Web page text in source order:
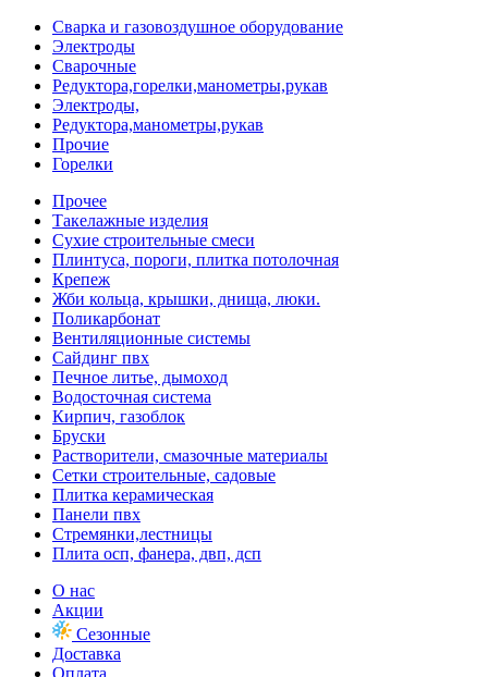
Сварка и газовоздушное оборудование
Электроды
Сварочные
Редуктора,горелки,манометры,рукав
Электроды,
Редуктора,манометры,рукав
Прочие
Горелки
Прочее
Такелажные изделия
Сухие строительные смеси
Плинтуса, пороги, плитка потолочная
Крепеж
Жби кольца, крышки, днища, люки.
Поликарбонат
Вентиляционные системы
Сайдинг пвх
Печное литье, дымоход
Водосточная система
Кирпич, газоблок
Бруски
Растворители, смазочные материалы
Сетки строительные, садовые
Плитка керамическая
Панели пвх
Стремянки,лестницы
Плита осп, фанера, двп, дсп
О нас
Акции
Сезонные
Доставка
Оплата